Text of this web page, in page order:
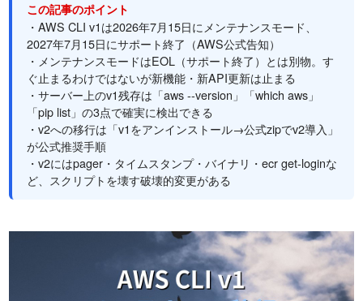
この記事のポイント
・AWS CLI v1は2026年7月15日にメンテナンスモード、
2027年7月15日にサポート終了（AWS公式告知）
・メンテナンスモードはEOL（サポート終了）とは別物。す
ぐ止まるわけではないが新機能・新API更新は止まる
・サーバー上のv1残存は「aws --version」「which aws」
「pip list」の3点で確実に検出できる
・v2への移行は「v1をアンインストール→公式zipでv2導入」
が公式推奨手順
・v2にはpager・タイムスタンプ・バイナリ・ecr get-loginな
ど、スクリプトを壊す破壊的変更がある